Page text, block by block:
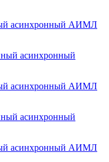
асинхронный АИМЛ
асинхронный АИМЛ
асинхронный АИМЛ